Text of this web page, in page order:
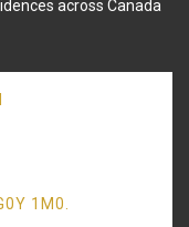
across Canada
1M0.